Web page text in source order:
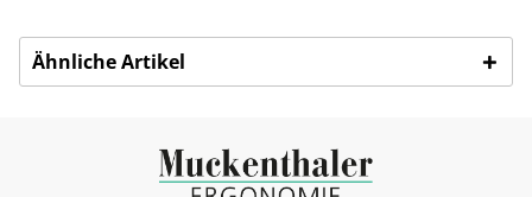
Ähnliche Artikel